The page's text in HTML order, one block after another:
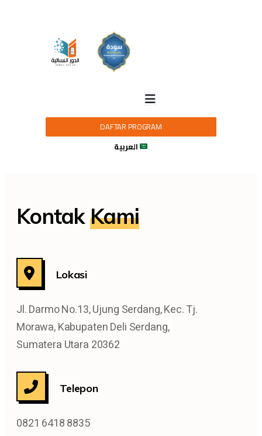
DAFTAR PROGRAM
KontakKami
Lokasi
Jl. Darmo No.13, Ujung Serdang, Kec. Tj.
Morawa, Kabupaten Deli Serdang,
Sumatera Utara 20362
Telepon
0821 6418 8835